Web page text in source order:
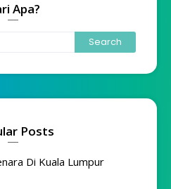
Apa?
Posts
Di Kuala Lumpur